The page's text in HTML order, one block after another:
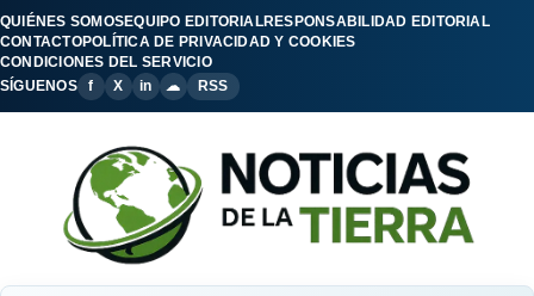
QUIÉNES SOMOSEQUIPO EDITORIALRESPONSABILIDAD EDITORIAL
CONTACTOPOLÍTICA DE PRIVACIDAD Y COOKIES
CONDICIONES DEL SERVICIO
SÍGUENOS
f X in ☁ RSS